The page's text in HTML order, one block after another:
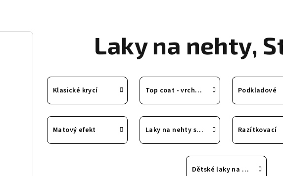
Laky na nehty,
Klasické krycí Top coat - vrchní laky Podkladové
Matový efekt Laky na nehty se zdobením Razítkovací
Dětské laky na nehty